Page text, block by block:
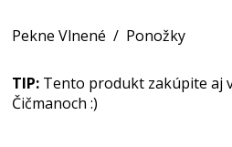
Pekne Vlnené / Ponožky
TIP: Tento produkt zakúpite aj
Čičmanoch :)